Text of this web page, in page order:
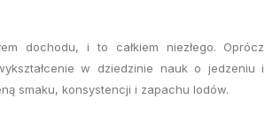
dochodu, i to całkiem niezłego. Oprócz
w dziedzinie nauk o jedzeniu i
smaku, konsystencji i zapachu lodów.